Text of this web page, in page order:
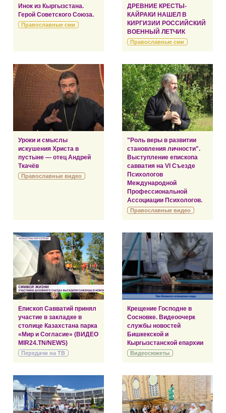
Инок из Кыргызстана.
Герой Советского Союза.
Православные сми
ДРЕВНИЕ КРЕСТЫ-
КАЙРАКИ НАШЕЛ В
КИРГИЗИИ РОССИЙСКИЙ
ВОЕННЫЙ ЛЕТЧИК
Православные сми
Уроки и смыслы
искушения Христа в
пустыне — отец Андрей
Ткачёв
Православные видео
"Роль веры в развитии
становления личности".
Выступление епископа
савватия на VI Съезде
Психологов
Международной
Профессиональной
Ассоциации Психологов.
Православные видео
Епископ Савватий принял
участие в закладке в
столице Казахстана парка
«Мир и Согласие» (ВИДЕО
MIR24.TN/NEWS)
Передачи на ТВ
Крещение Господне в
Сосновке. Видеоочерк
службы новостей
Бишкекской и
Кыргызстанской епархии
Видеосюжеты